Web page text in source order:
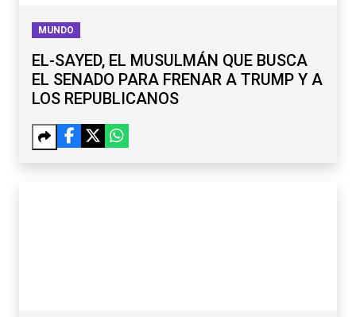
MUNDO
EL-SAYED, EL MUSULMÁN QUE BUSCA
EL SENADO PARA FRENAR A TRUMP Y A
LOS REPUBLICANOS